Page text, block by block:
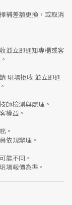
補差額更換，或取消
並立即通知專櫃或客
現場拒收 並立即通
師檢測與處理。
權益。
。
依規辦理。
能不同。
場報價為準。